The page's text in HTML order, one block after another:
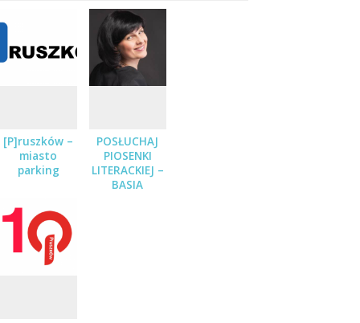
[P]ruszków –
miasto
parking
POSŁUCHAJ
PIOSENKI
LITERACKIEJ –
BASIA